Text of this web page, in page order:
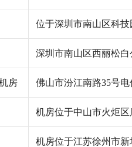
位于深圳市南山区科技
深圳市南山区西丽松
房 佛山市汾江南路35号
机房位于中山市火炬区
机房位于江苏徐州市新